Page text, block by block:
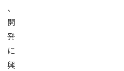
、
開
発
に
興